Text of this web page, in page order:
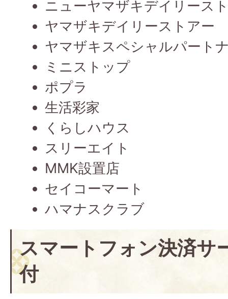
ニューヤマザキデイリース
ヤマザキデイリーストアー
ヤマザキスペシャルパート
ミニストップ
ポプラ
生活彩家
くらしハウス
スリーエイト
MMK設置店
セイコーマート
ハマナスクラブ
スマートフォン決済サ
付